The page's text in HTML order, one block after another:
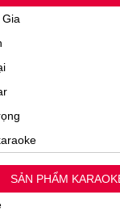
SẢN PHẨM